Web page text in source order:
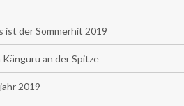
ist der Sommerhit 2019
an der Spitze
2019